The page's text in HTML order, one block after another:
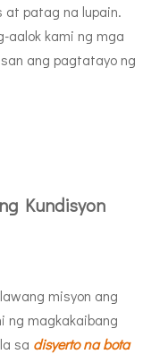
at patag na lupain.
aalok kami ng mga
ang pagtatayo ng
Kundisyon
misyon ang
ng magkakaibang
sa disyerto na bota